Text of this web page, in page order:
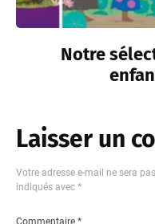
Notre
Laisser un
Votre adresse e-mail ne sera
indiqués avec *